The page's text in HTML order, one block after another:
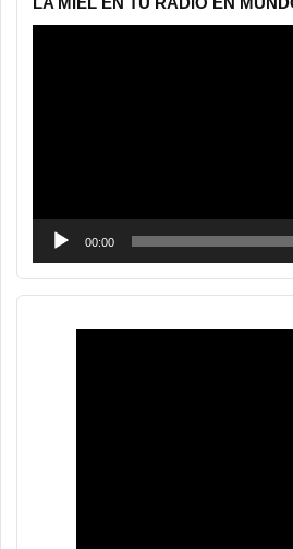
00:00